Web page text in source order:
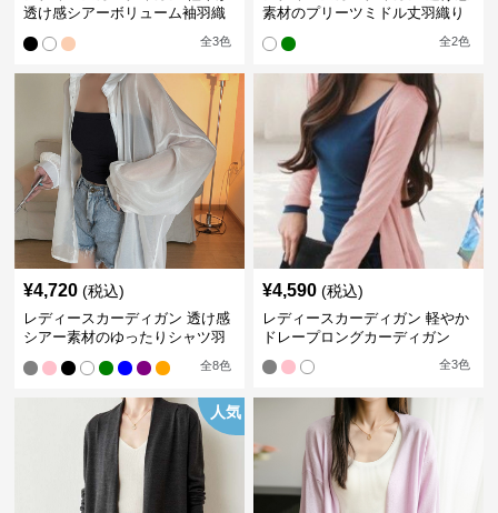
透け感シアーボリューム袖羽織
全3色
素材のプリーツミドル丈羽織り
全2色
¥4,720 (税込)
レディースカーディガン 透け感
シアー素材のゆったりシャツ羽
全8色
¥4,590 (税込)
レディースカーディガン 軽やか
ドレープロングカーディガン
全3色
人気